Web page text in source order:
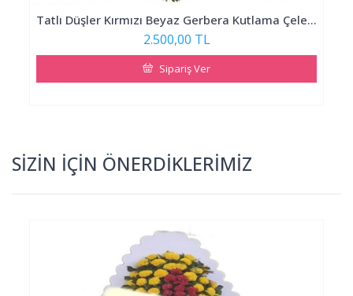
Tatlı Düşler Kırmızı Beyaz Gerbera Kutlama Çelengi
2.500,00 TL
Sipariş Ver
SİZİN İÇİN ÖNERDİKLERİMİZ